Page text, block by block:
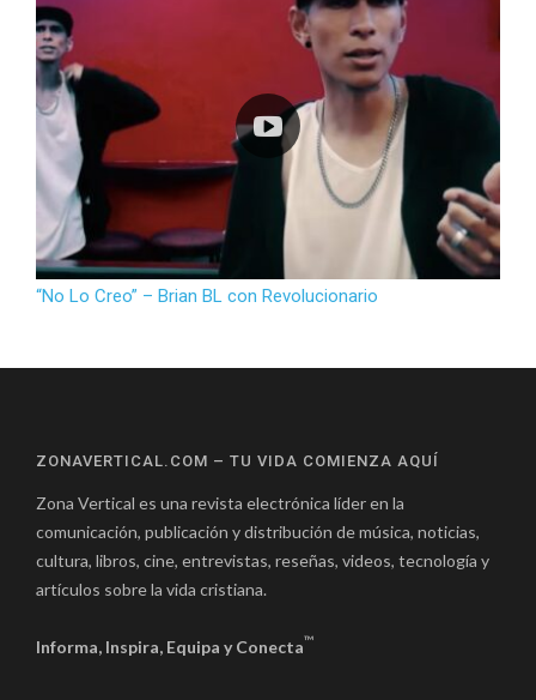
“No Lo Creo” – Brian BL con Revolucionario
ZONAVERTICAL.COM – TU VIDA COMIENZA AQUÍ
Zona Vertical es una revista electrónica líder en la
comunicación, publicación y distribución de música, noticias,
cultura, libros, cine, entrevistas, reseñas, videos, tecnología y
artículos sobre la vida cristiana.
Informa, Inspira, Equipa y Conecta™